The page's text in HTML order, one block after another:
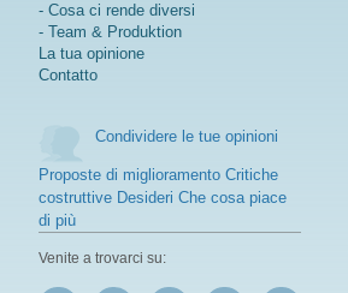
- Cosa ci rende diversi
- Team & Produktion
La tua opinione
Contatto
Condividere le tue opinioni
Proposte di miglioramento Critiche
costruttive Desideri Che cosa piace
di più
Venite a trovarci su: